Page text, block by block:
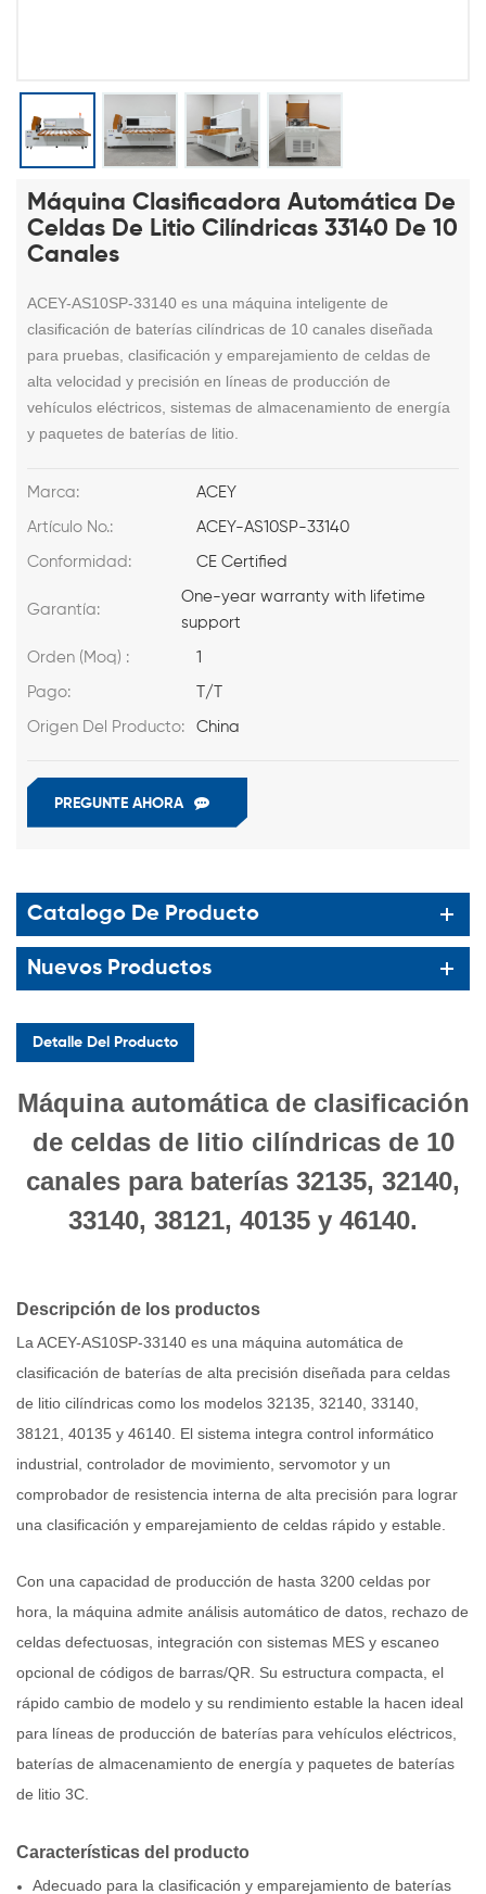
Máquina Clasificadora Automática De
Celdas De Litio Cilíndricas 33140 De 10
Canales
ACEY-AS10SP-33140 es una máquina inteligente de
clasificación de baterías cilíndricas de 10 canales diseñada
para pruebas, clasificación y emparejamiento de celdas de
alta velocidad y precisión en líneas de producción de
vehículos eléctricos, sistemas de almacenamiento de energía
y paquetes de baterías de litio.
Marca: ACEY
Artículo No.: ACEY-AS10SP-33140
Conformidad: CE Certified
Garantía:
One-year warranty with lifetime
support
Orden (Moq) : 1
Pago: T/T
Origen Del Producto: China
PREGUNTE AHORA
Catalogo De Producto
Nuevos Productos
Detalle Del Producto
Máquina automática de clasificación
de celdas de litio cilíndricas de 10
canales para baterías 32135, 32140,
33140, 38121, 40135 y 46140.
Descripción de los productos
La ACEY-AS10SP-33140 es una máquina automática de
clasificación de baterías de alta precisión diseñada para celdas
de litio cilíndricas como los modelos 32135, 32140, 33140,
38121, 40135 y 46140. El sistema integra control informático
industrial, controlador de movimiento, servomotor y un
comprobador de resistencia interna de alta precisión para lograr
una clasificación y emparejamiento de celdas rápido y estable.
Con una capacidad de producción de hasta 3200 celdas por
hora, la máquina admite análisis automático de datos, rechazo de
celdas defectuosas, integración con sistemas MES y escaneo
opcional de códigos de barras/QR. Su estructura compacta, el
rápido cambio de modelo y su rendimiento estable la hacen ideal
para líneas de producción de baterías para vehículos eléctricos,
baterías de almacenamiento de energía y paquetes de baterías
de litio 3C.
Características del producto
Adecuado para la clasificación y emparejamiento de baterías